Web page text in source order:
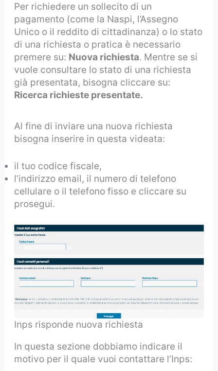
Per richiedere un sollecito di un
pagamento (come la Naspi, l’Assegno
Unico o il reddito di cittadinanza) o lo stato
di una richiesta o pratica è necessario
premere su: Nuova richiesta. Mentre se si
vuole consultare lo stato di una richiesta
già presentata, bisogna cliccare su:
Ricerca richieste presentate.
Al fine di inviare una nuova richiesta
bisogna inserire in questa videata:
il tuo codice fiscale,
l’indirizzo email, il numero di telefono
cellulare o il telefono fisso e cliccare su
prosegui.
Inps risponde nuova richiesta
In questa sezione dobbiamo indicare il
motivo per il quale vuoi contattare l’Inps: